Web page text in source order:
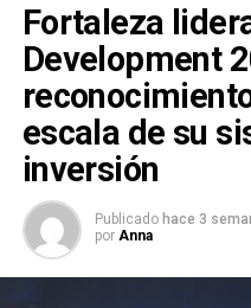
Fortaleza
Development
escala de su
inversión
Publicado hace 3
por Anna